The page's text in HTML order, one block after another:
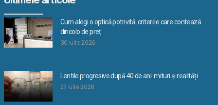
Cum alegi o optică potrivită: criteriile care contează
dincolo de preț
30 iulie 2026
Lentile progresive după 40 de ani: mituri și realități
27 iulie 2026